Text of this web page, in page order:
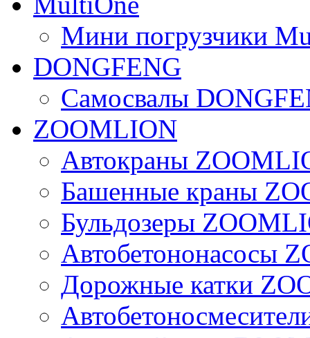
Мини погрузчики
DONGFENG
Самосвалы
ZOOMLION
Автокраны
Башенные краны
Бульдозеры
Автобетононасосы
Дорожные катки